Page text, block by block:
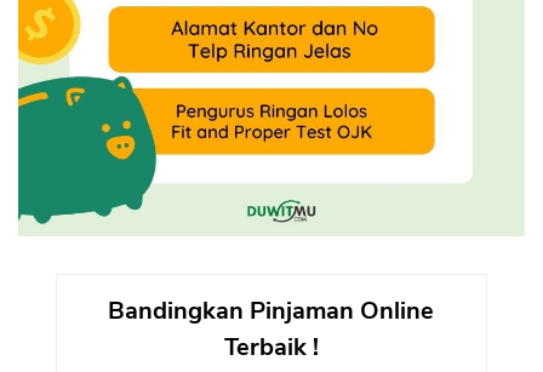
Bandingkan Pinjaman Online
Terbaik !